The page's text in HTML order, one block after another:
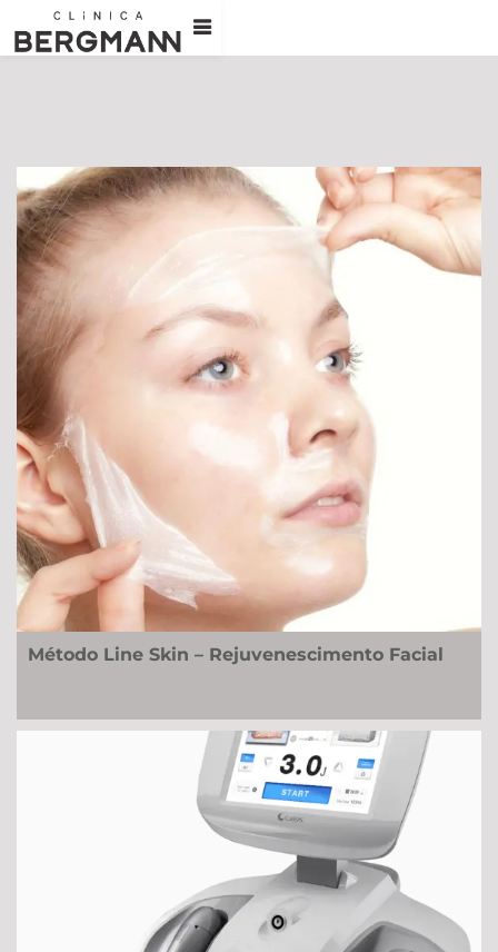
Método Line Skin – Rejuvenescimento Facial